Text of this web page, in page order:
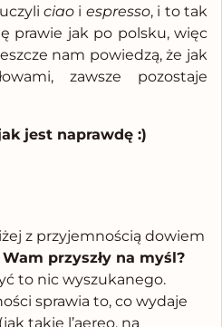
ciao i espresso, i to tak
prawie jak po polsku, więc
nam powiedzą, że jak
zawsze pozostaje
jest naprawdę :)
z przyjemnością dowiem
przyszły na myśl?
to nic wyszukanego.
sprawia to, co wydaje
takie l’aereo, na